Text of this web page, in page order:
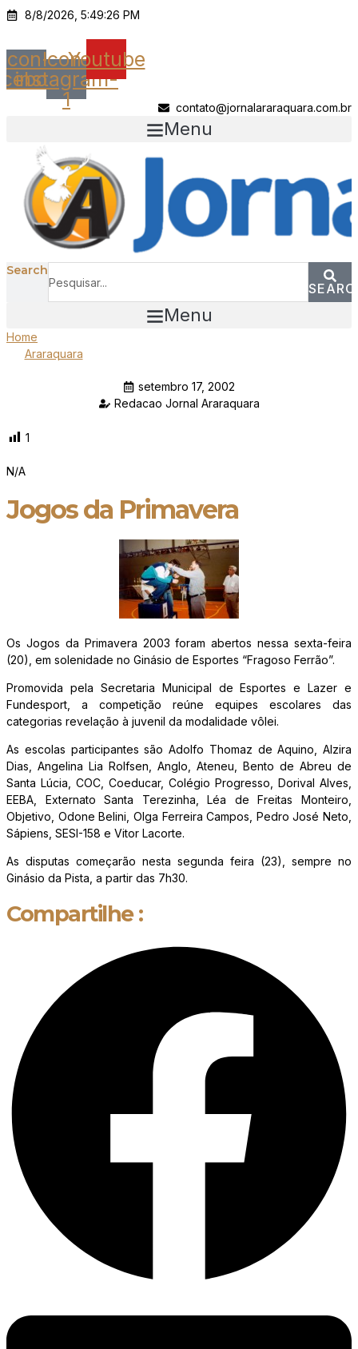
Ir
o
conteúdo
8/8/2026, 5:49:26 PM
Icon-Icon-
instagram-
1
Youtube
contato@jornalararaquara.com.br
Menu
Search
Menu
Home
Araraquara
setembro 17, 2002
Redacao Jornal Araraquara
1
N/A
Jogos da Primavera
Os Jogos da Primavera 2003 foram abertos nessa sexta-feira
(20), em solenidade no Ginásio de Esportes “Fragoso Ferrão”.
Promovida pela Secretaria Municipal de Esportes e Lazer e
Fundesport, a competição reúne equipes escolares das
categorias revelação à juvenil da modalidade vôlei.
As escolas participantes são Adolfo Thomaz de Aquino, Alzira
Dias, Angelina Lia Rolfsen, Anglo, Ateneu, Bento de Abreu de
Santa Lúcia, COC, Coeducar, Colégio Progresso, Dorival Alves,
EEBA, Externato Santa Terezinha, Léa de Freitas Monteiro,
Objetivo, Odone Belini, Olga Ferreira Campos, Pedro José Neto,
Sápiens, SESI-158 e Vitor Lacorte.
As disputas começarão nesta segunda feira (23), sempre no
Ginásio da Pista, a partir das 7h30.
Compartilhe :